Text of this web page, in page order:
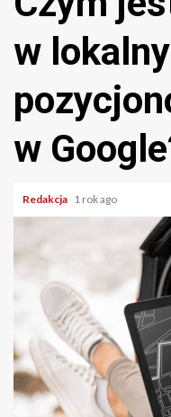
w
w
Redakcja 1 rok ago